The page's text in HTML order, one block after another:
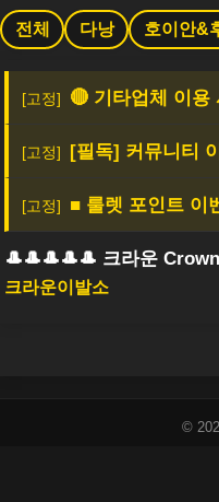
전체 다낭 호이안&
🔴 기타업체 이용
[필독] 커뮤니티 이용 가이드 &
■ 룰렛 포인트 이
🎩🎩🎩🎩🎩 크라운
크라운이발소
©